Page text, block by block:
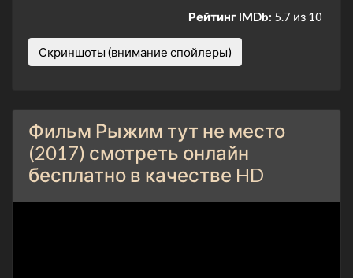
Рейтинг IMDb: 5.7 из 10
Скриншоты (внимание спойлеры)
Фильм Рыжим тут не место
(2017) смотреть онлайн
бесплатно в качестве HD